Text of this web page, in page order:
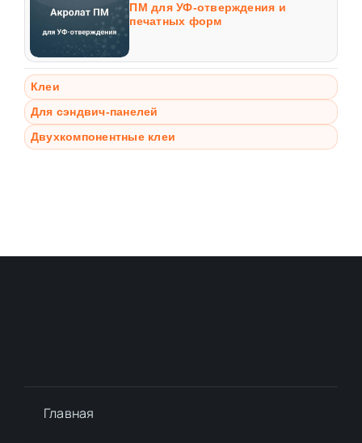
ПМ для УФ-отверждения и
печатных форм
Клеи
Для сэндвич-панелей
Двухкомпонентные клеи
Главная